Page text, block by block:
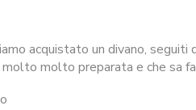
acquistato un divano, seguiti
molto preparata e che sa